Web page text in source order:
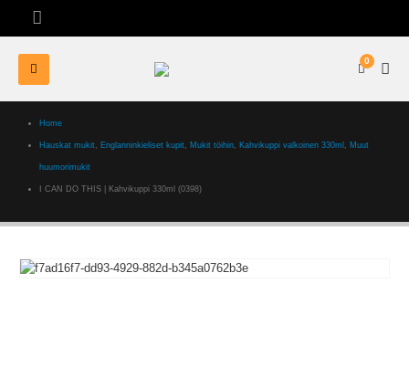
0
Home
Hauskat mukit, Englanninkieliset kupit, Mukit töihin, Kahvikuppi valkoinen 330ml , Muut
huumorimukit
I CAN DO THIS | Kahvikuppi 330ml (0398)